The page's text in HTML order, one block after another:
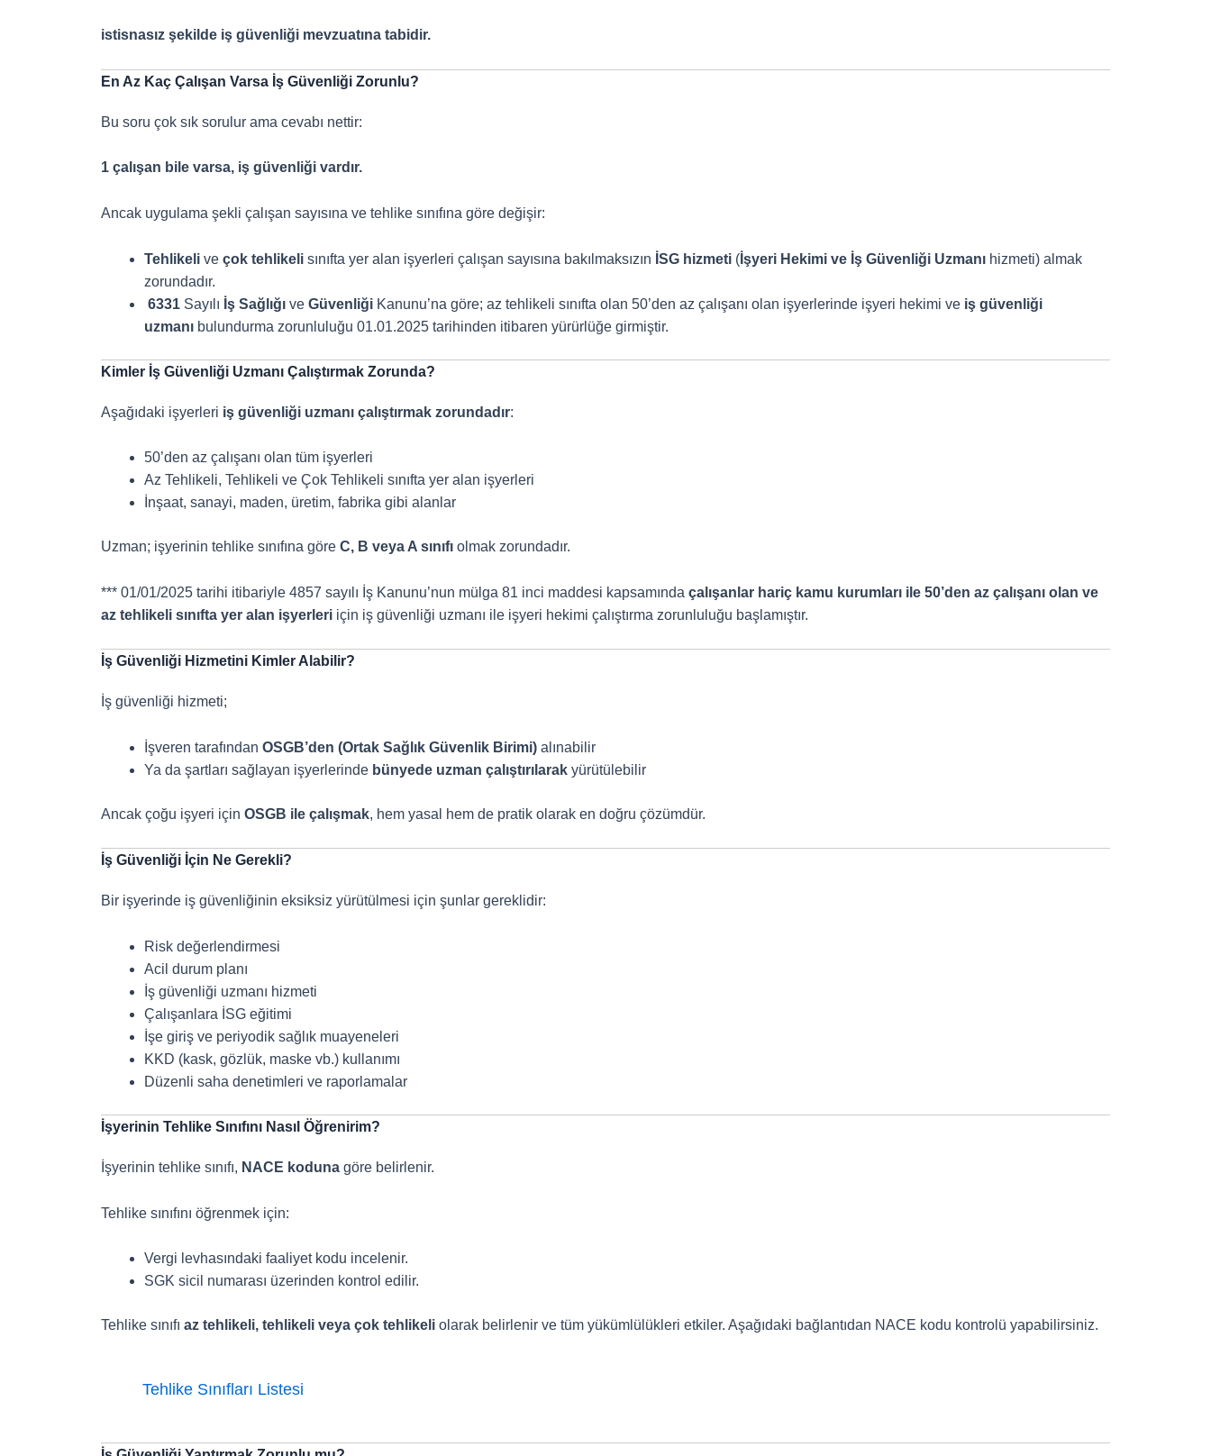
istisnasız şekilde iş güvenliği mevzuatına tabidir.
En Az Kaç Çalışan Varsa İş Güvenliği Zorunlu?
Bu soru çok sık sorulur ama cevabı nettir:
1 çalışan bile varsa, iş güvenliği vardır.
Ancak uygulama şekli çalışan sayısına ve tehlike sınıfına göre değişir:
Tehlikeli ve çok tehlikeli sınıfta yer alan işyerleri çalışan sayısına bakılmaksızın İSG hizmeti ( İşyeri Hekimi ve İş Güvenliği Uzmanı hizmeti) almak
zorundadır.
6331 Sayılı İş Sağlığı ve Güvenliği Kanunu’na göre; az tehlikeli sınıfta olan 50’den az çalışanı olan işyerlerinde işyeri hekimi ve iş güvenliği
uzmanı bulundurma zorunluluğu 01.01.2025 tarihinden itibaren yürürlüğe girmiştir.
Kimler İş Güvenliği Uzmanı Çalıştırmak Zorunda?
Aşağıdaki işyerleri iş güvenliği uzmanı çalıştırmak zorundadır:
50’den az çalışanı olan tüm işyerleri
Az Tehlikeli, Tehlikeli ve Çok Tehlikeli sınıfta yer alan işyerleri
İnşaat, sanayi, maden, üretim, fabrika gibi alanlar
Uzman; işyerinin tehlike sınıfına göre C, B veya A sınıfı olmak zorundadır.
*** 01/01/2025 tarihi itibariyle 4857 sayılı İş Kanunu’nun mülga 81 inci maddesi kapsamında çalışanlar hariç kamu kurumları ile 50’den az çalışanı olan ve
az tehlikeli sınıfta yer alan işyerleri için iş güvenliği uzmanı ile işyeri hekimi çalıştırma zorunluluğu başlamıştır.
İş Güvenliği Hizmetini Kimler Alabilir?
İş güvenliği hizmeti;
İşveren tarafından OSGB’den (Ortak Sağlık Güvenlik Birimi) alınabilir
Ya da şartları sağlayan işyerlerinde bünyede uzman çalıştırılarak yürütülebilir
Ancak çoğu işyeri için OSGB ile çalışmak, hem yasal hem de pratik olarak en doğru çözümdür.
İş Güvenliği İçin Ne Gerekli?
Bir işyerinde iş güvenliğinin eksiksiz yürütülmesi için şunlar gereklidir:
Risk değerlendirmesi
Acil durum planı
İş güvenliği uzmanı hizmeti
Çalışanlara İSG eğitimi
İşe giriş ve periyodik sağlık muayeneleri
KKD (kask, gözlük, maske vb.) kullanımı
Düzenli saha denetimleri ve raporlamalar
İşyerinin Tehlike Sınıfını Nasıl Öğrenirim?
İşyerinin tehlike sınıfı, NACE koduna göre belirlenir.
Tehlike sınıfını öğrenmek için:
Vergi levhasındaki faaliyet kodu incelenir.
SGK sicil numarası üzerinden kontrol edilir.
Tehlike sınıfı az tehlikeli, tehlikeli veya çok tehlikeli olarak belirlenir ve tüm yükümlülükleri etkiler. Aşağıdaki bağlantıdan NACE kodu kontrolü yapabilirsiniz.
Tehlike Sınıfları Listesi